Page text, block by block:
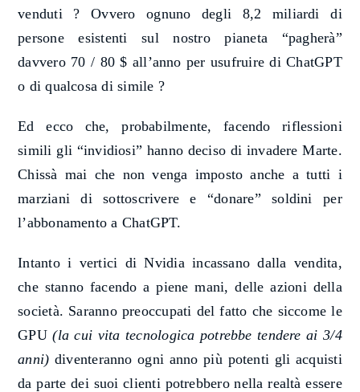
venduti ? Ovvero ognuno degli 8,2 miliardi di
persone esistenti sul nostro pianeta “pagherà”
davvero 70 / 80 $ all’anno per usufruire di ChatGPT
o di qualcosa di simile ?
Ed ecco che, probabilmente, facendo riflessioni
simili gli “invidiosi” hanno deciso di invadere Marte.
Chissà mai che non venga imposto anche a tutti i
marziani di sottoscrivere e “donare” soldini per
l’abbonamento a ChatGPT.
Intanto i vertici di Nvidia incassano dalla vendita,
che stanno facendo a piene mani, delle azioni della
società. Saranno preoccupati del fatto che siccome le
GPU(la cui vita tecnologica potrebbe tendere ai 3/4
anni) diventeranno ogni anno più potenti gli acquisti
da parte dei suoi clienti potrebbero nella realtà essere